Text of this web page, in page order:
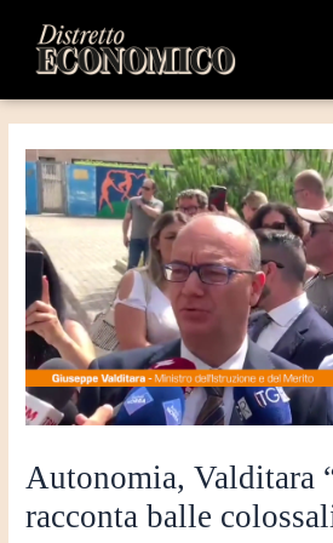
contenuto
Autonomia, Valditara
racconta balle
articoli